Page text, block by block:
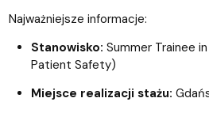
Najważniejsze informacje:
Stanowisko: Summer Trainee
Patient Safety)
Miejsce realizacji stażu: